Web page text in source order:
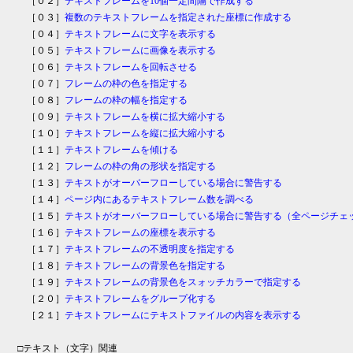
［０３］ 複数のテキストフレームを指定された座標に作成する
［０４］ テキストフレームに文字を表示する
［０５］ テキストフレームに画像を表示する
［０６］ テキストフレームを回転させる
［０７］ フレームの枠の色を指定する
［０８］ フレームの枠の幅を指定する
［０９］ テキストフレームを横に拡大縮小する
［１０］ テキストフレームを縦に拡大縮小する
［１１］ テキストフレームを傾ける
［１２］ フレームの枠の角の形状を指定する
［１３］ テキストがオーバーフローしている場合に警告する
［１４］ ページ内にあるテキストフレーム数を調べる
［１５］ テキストがオーバーフローしている場合に警告する（全ページチェ
［１６］ テキストフレームの座標を表示する
［１７］ テキストフレームの不透明度を指定する
［１８］ テキストフレームの背景色を指定する
［１９］ テキストフレームの背景色をスォッチカラーで指定する
［２０］ テキストフレームをグループ化する
［２１］ テキストフレームにテキストファイルの内容を表示する
□テキスト（文字）関連